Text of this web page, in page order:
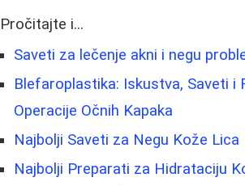
Pročitajte i...
Saveti za lečenje akni i negu
Blefaroplastika: Iskustva, Saveti i
Operacije Očnih Kapaka
Najbolji Saveti za Negu Kože Lica
Najbolji Preparati za Hidrataciju